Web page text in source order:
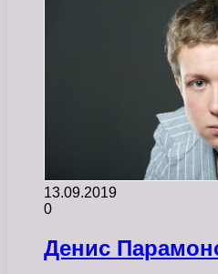
13.09.2019
0
Денис